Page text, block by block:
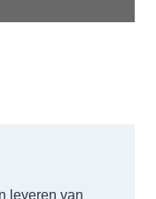
leveren van